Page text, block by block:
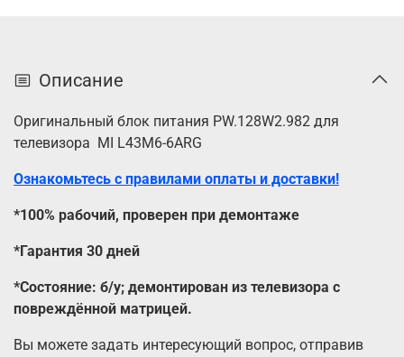
Описание
Оригинальный блок питания PW.128W2.982 для
телевизора MI L43M6-6ARG
Ознакомьтесь с правилами оплаты и доставки!
*100% рабочий, проверен при демонтаже
*Гарантия 30 дней
*Состояние: б/у; демонтирован из телевизора с
повреждённой матрицей.
Вы можете задать интересующий вопрос, отправив